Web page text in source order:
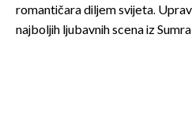
romantičara diljem svijeta.
najboljih ljubavnih scena iz